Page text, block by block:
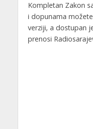
Kompletan Zakon
i dopunama
verziji, a dostupan
prenosi